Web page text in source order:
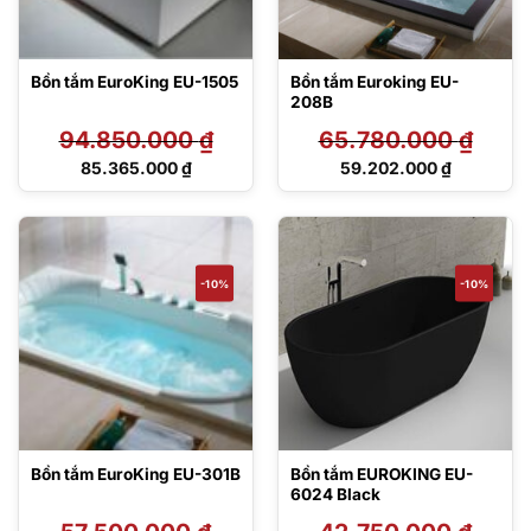
Bồn tắm EuroKing EU-1505
94.850.000₫
Giá
94.850.000 ₫.
85.365.000₫
Giá
85.365.000 ₫.
Bồn tắm Euroking EU-
208B
65.780.000₫
Giá
65.780.000 ₫.
59.202.000₫
Giá
là:
59.202.000 ₫.
-10%
Bồn tắm EuroKing EU-301B
-10%
Bồn tắm EUROKING EU-
6024 Black